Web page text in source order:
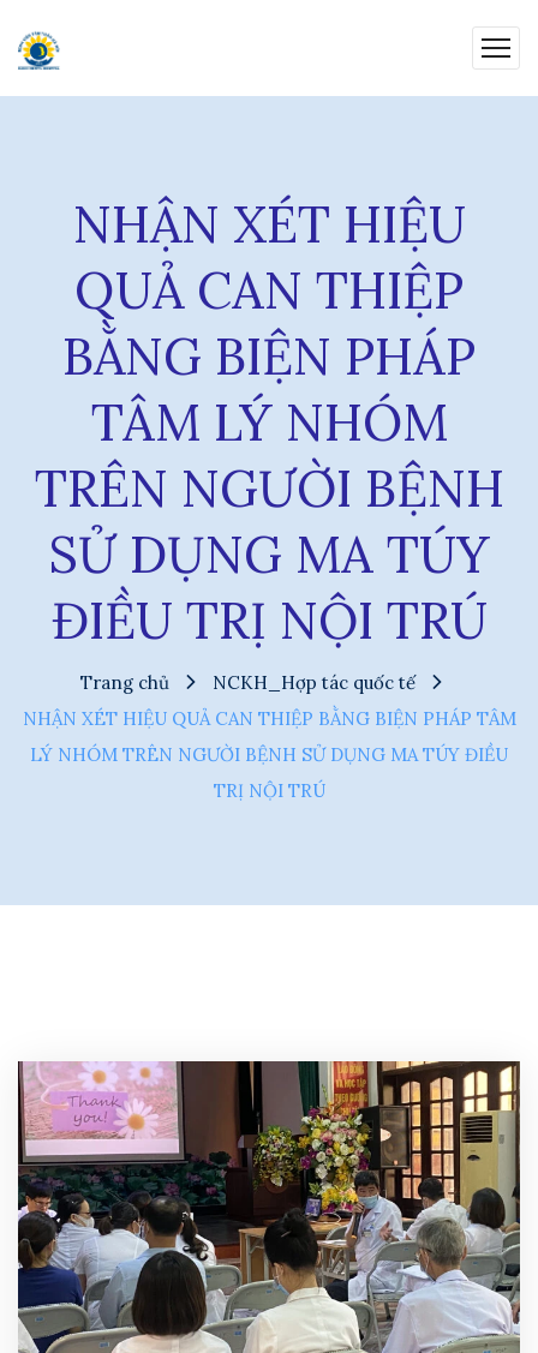
NHẬN XÉT HIỆU
QUẢ CAN THIỆP
BẰNG BIỆN PHÁP
TÂM LÝ NHÓM
TRÊN NGƯỜI BỆNH
SỬ DỤNG MA TÚY
ĐIỀU TRỊ NỘI TRÚ
Trang chủ
NCKH_Hợp tác quốc tế
NHẬN XÉT HIỆU QUẢ CAN THIỆP BẰNG BIỆN PHÁP TÂM
LÝ NHÓM TRÊN NGƯỜI BỆNH SỬ DỤNG MA TÚY ĐIỀU
TRỊ NỘI TRÚ